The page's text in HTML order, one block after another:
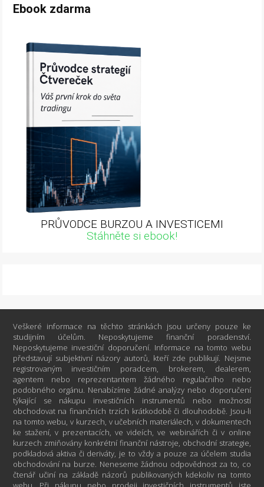
Ebook zdarma
PRŮVODCE BURZOU A INVESTICEMI
Stáhněte si ebook!
Veškeré informace na těchto stránkách jsou určeny pouze ke
studijním účelům. Neposkytujeme finanční poradenství.
Neposkytujeme investiční doporučení. Informace na tomto webu
představují subjektivní názory autorů, kteří zde publikují. Nejsme
registrovaným investičním poradcem, brokerem, dealerem,
agentem nebo reprezentantem žádného regulačního nebo
podobného orgánu. Nenabízíme žádné analýzy nebo doporučení
týkající se nákupu investičních instrumentů nebo možností
obchodovat na finančních trzích krátkodobě či dlouhodobě. Jsou-li
na tomto webu, v kurzech, v učebních materiálech, v dokumentech
ke stažení, v prezentacích, ve videích, ve webinářích či v online
kurzech zmiňovány konkrétní finanční nástroje, obchodní strategie,
podkladová aktiva či deriváty, je to vždy a pouze za účelem studia
obchodování na burze. Neneseme žádnou odpovědnost za to, co
čtenář učiní na základě názorů publikovaných kdekoliv na tomto